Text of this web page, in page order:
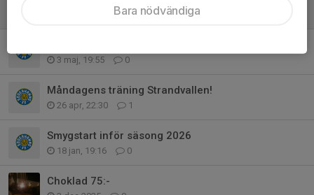
0
3 maj, 19:55 0
Måndagens träning Strandvallen!
26 apr, 22:30 1
Smygstart inför säsong 2026
18 jan, 19:16 0
Choklad 75:-
Bara nödvändiga